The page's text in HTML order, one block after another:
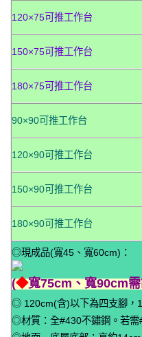
120×75可推工作台
150×75可推工作台
180×75可推工作台
90×90可推工作台
120×90可推工作台
150×90可推工作台
180×90可推工作台
◎現成品(寬45、寬60cm)：
(◆寬75cm、寬90cm需
◎ 120cm(含)以下為四支腳，
◎材質：全#430不鏽鋼。若需